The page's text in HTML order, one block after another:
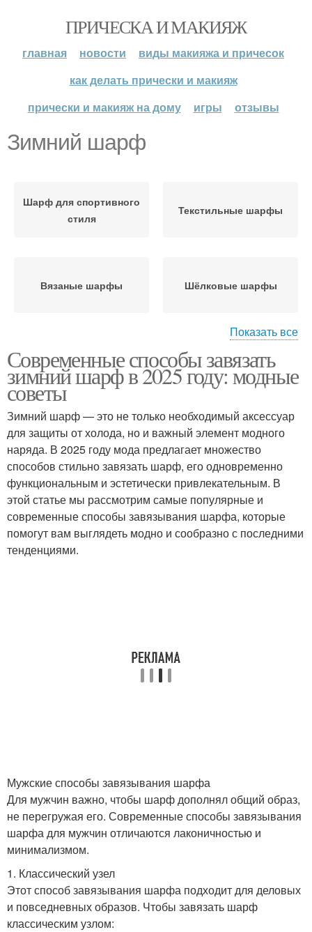
ПРИЧЕСКА И МАКИЯЖ
главная новости
виды макияжа и причесок
как делать прически и макияж
прически и макияж на дому
игры отзывы
Зимний шарф
Шарф для спортивного
стиля
Текстильные шарфы
Вязаные шарфы Шёлковые шарфы
Меховые шарфы
Шарф для разных
стилей
Шарф с петлей Уход за шарфом
Шарф в зависимости Длинные шарфы
Показать все
Современные способы завязать
зимний шарф в 2025 году: модные
советы
Зимний шарф — это не только необходимый аксессуар
для защиты от холода, но и важный элемент модного
наряда. В 2025 году мода предлагает множество
способов стильно завязать шарф, его одновременно
функциональным и эстетически привлекательным. В
этой статье мы рассмотрим самые популярные и
современные способы завязывания шарфа, которые
помогут вам выглядеть модно и сообразно с последними
тенденциями.
Мужские способы завязывания шарфа
Для мужчин важно, чтобы шарф дополнял общий образ,
не перегружая его. Современные способы завязывания
шарфа для мужчин отличаются лаконичностью и
минимализмом.
1. Классический узел
Этот способ завязывания шарфа подходит для деловых
и повседневных образов. Чтобы завязать шарф
классическим узлом: